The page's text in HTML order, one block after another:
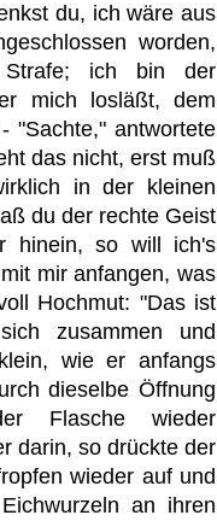
du, ich wäre aus
worden,
ich bin der
mich losläßt, dem
"Sachte," antwortete
das nicht, erst muß
in der kleinen
du der rechte Geist
hinein, so will ich's
mir anfangen, was
Hochmut: "Das ist
zusammen und
wie er anfangs
dieselbe Öffnung
Flasche wieder
darin, so drückte der
wieder auf und
an ihren